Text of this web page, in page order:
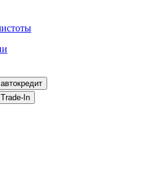
на автокредит
на Trade-In